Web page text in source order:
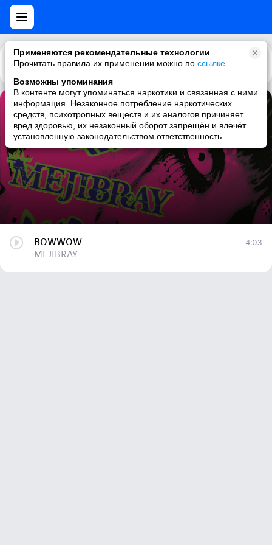
Применяются рекомендательные технологии
Прочитать правила их применении можно по ссылке
Возможны упоминания
В контенте могут упоминаться наркотики и связанная с ними
информация. Незаконное потребление наркотических
средств, психотропных веществ и их аналогов причиняет
вред здоровью, их незаконный оборот запрещён и влечёт
установленную законодательством ответственность
Каталог Рекомендации
BOWWOW
MEJIBRAY
BOWWOW
MEJIBRAY
4:03